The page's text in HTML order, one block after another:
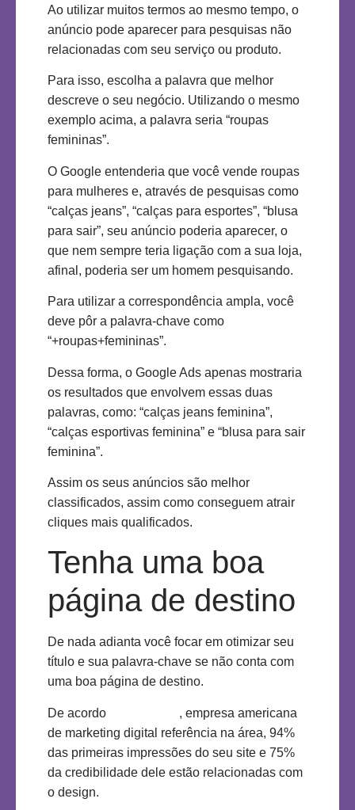
Ao utilizar muitos termos ao mesmo tempo, o
anúncio pode aparecer para pesquisas não
relacionadas com seu serviço ou produto.
Para isso, escolha a palavra que melhor
descreve o seu negócio. Utilizando o mesmo
exemplo acima, a palavra seria “roupas
femininas”.
O Google entenderia que você vende roupas
para mulheres e, através de pesquisas como
“calças jeans”, “calças para esportes”, “blusa
para sair”, seu anúncio poderia aparecer, o
que nem sempre teria ligação com a sua loja,
afinal, poderia ser um homem pesquisando.
Para utilizar a correspondência ampla, você
deve pôr a palavra-chave como
“+roupas+femininas”.
Dessa forma, o Google Ads apenas mostraria
os resultados que envolvem essas duas
palavras, como: “calças jeans feminina”,
“calças esportivas feminina” e “blusa para sair
feminina”.
Assim os seus anúncios são melhor
classificados, assim como conseguem atrair
cliques mais qualificados.
Tenha uma boa
página de destino
De nada adianta você focar em otimizar seu
título e sua palavra-chave se não conta com
uma boa página de destino.
De acordo
, empresa americana
de marketing digital referência na área, 94%
das primeiras impressões do seu site e 75%
da credibilidade dele estão relacionadas com
o design.